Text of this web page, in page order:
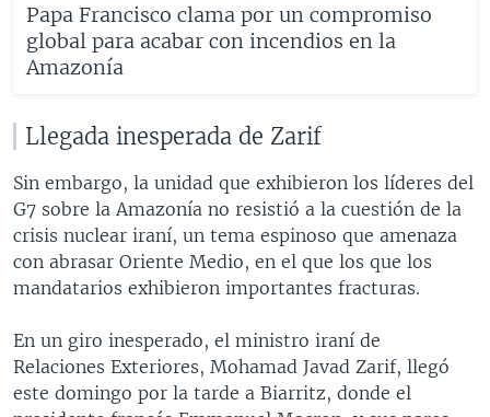
Papa Francisco clama por un compromiso
global para acabar con incendios en la
Amazonía
Llegada inesperada de Zarif
Sin embargo, la unidad que exhibieron los líderes del
G7 sobre la Amazonía no resistió a la cuestión de la
crisis nuclear iraní, un tema espinoso que amenaza
con abrasar Oriente Medio, en el que los que los
mandatarios exhibieron importantes fracturas.
En un giro inesperado, el ministro iraní de
Relaciones Exteriores, Mohamad Javad Zarif, llegó
este domingo por la tarde a Biarritz, donde el